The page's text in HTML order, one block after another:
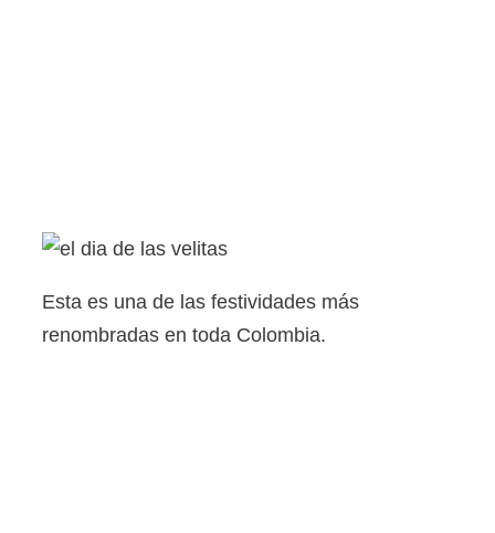
Esta es una de las festividades más
renombradas en toda Colombia.